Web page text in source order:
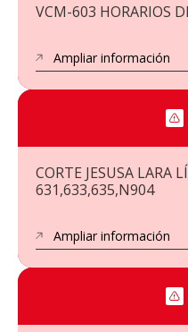
VCM-603 HORARIOS
Ampliar información
CORTE JESUSA LARA
631,633,635,N904
Ampliar información